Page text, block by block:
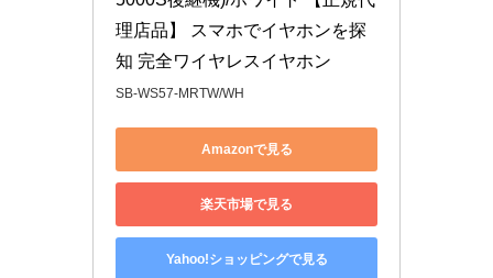
理店品】 スマホでイヤホンを探
知 完全ワイヤレスイヤホン
SB-WS57-MRTW/WH
Amazonで見る
楽天市場で見る
Yahoo!ショッピングで見る